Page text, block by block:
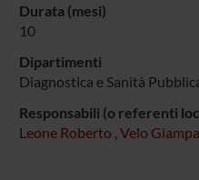
Durata (mesi)
10
Dipartimenti
Diagnostica e Sanità
Responsabili (o referenti
Leone Roberto , Velo